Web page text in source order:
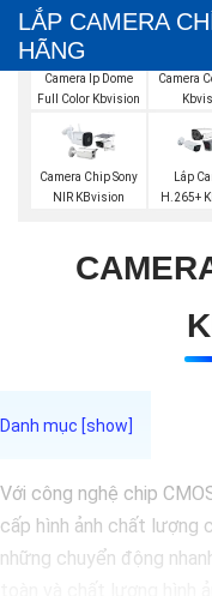
LẮP CAMERA
HÃNG
Camera Ip Dome
Full Color Kbvision
Camera
Camera Chip Sony
NIR KBvision
Lắp
H.265+
Với công nghệ chip
cấp hình ảnh chất lượng
những chuyển động